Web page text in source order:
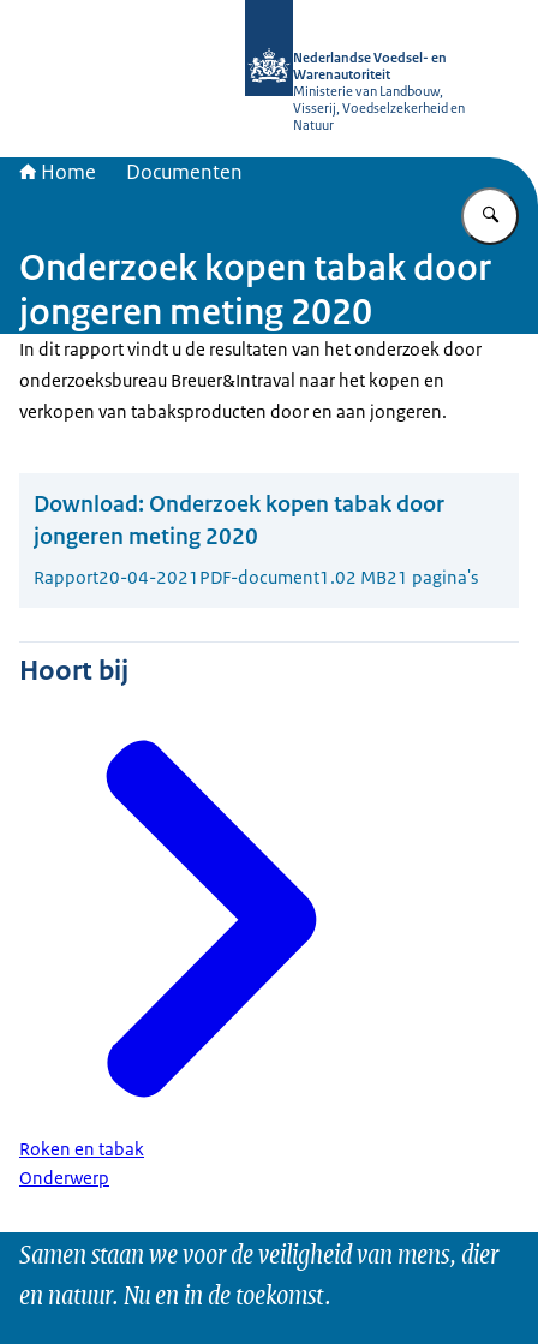
Nederlandse Voedsel- en
Warenautoriteit
Ministerie van Landbouw,
Visserij, Voedselzekerheid en
Natuur
Home Documenten
Onderzoek kopen tabak door
jongeren meting 2020
In dit rapport vindt u de resultaten van het onderzoek door
onderzoeksbureau Breuer&Intraval naar het kopen en
verkopen van tabaksproducten door en aan jongeren.
Download: Onderzoek kopen tabak door
jongeren meting 2020
Rapport20-04-2021 PDF-document1.02 MB21 pagina's
Hoort bij
Roken en tabak
Onderwerp
Samen staan we voor de veiligheid van mens, dier
en natuur. Nu en in de toekomst.